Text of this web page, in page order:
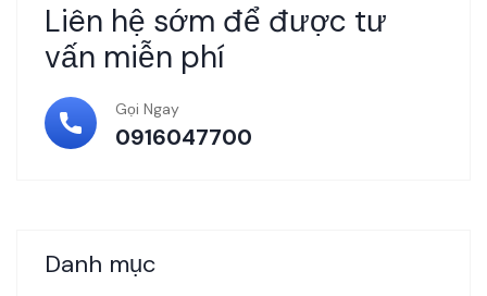
Liên hệ sớm để được tư
vấn miễn phí
Gọi Ngay
0916047700
Danh mục